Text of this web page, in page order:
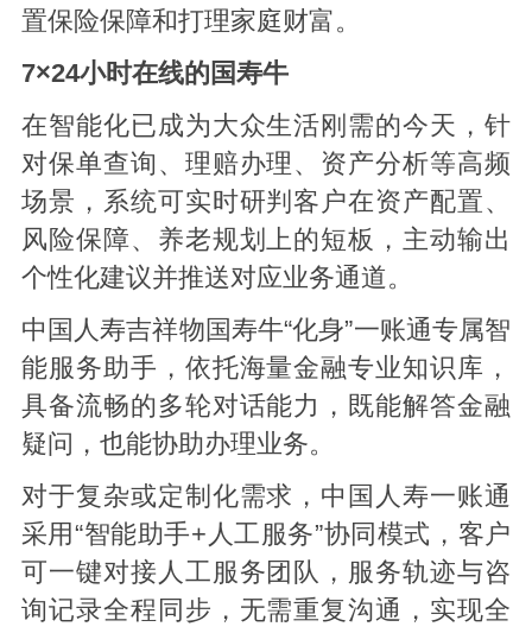
置保险保障和打理家庭财富。
7×24小时在线的国寿牛
在智能化已成为大众生活刚需的今天，针
对保单查询、理赔办理、资产分析等高频
场景，系统可实时研判客户在资产配置、
风险保障、养老规划上的短板，主动输出
个性化建议并推送对应业务通道。
中国人寿吉祥物国寿牛“化身”一账通专属智
能服务助手，依托海量金融专业知识库，
具备流畅的多轮对话能力，既能解答金融
疑问，也能协助办理业务。
对于复杂或定制化需求，中国人寿一账通
采用“智能助手+人工服务”协同模式，客户
可一键对接人工服务团队，服务轨迹与咨
询记录全程同步，无需重复沟通，实现全